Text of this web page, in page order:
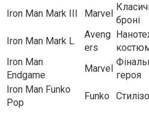
Iron Man Mark III
Marvel
броні
Iron Man Mark L
Aveng
ers
Iron Man
Endgame
Marvel
героя
Iron Man Funko
Pop
Funko